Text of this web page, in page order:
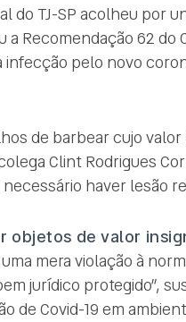
do TJ-SP acolheu por
Recomendação 62
pelo novo
de barbear cujo
Clint Rodrigues
haver lesão
objetos de valor
mera violação à
jurídico protegido”,
de Covid-19 em